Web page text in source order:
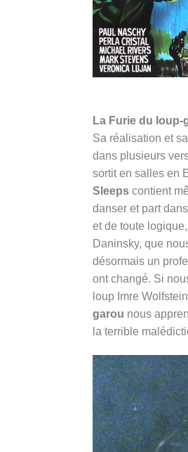
La Furie du loup-
Sa réalisation et
dans plusieurs
sortit en salles en
Sleeps contient
danser et part
et de toute
Daninsky, que
désormais un
ont changé. Si
loup Imre
garou nous
la terrible